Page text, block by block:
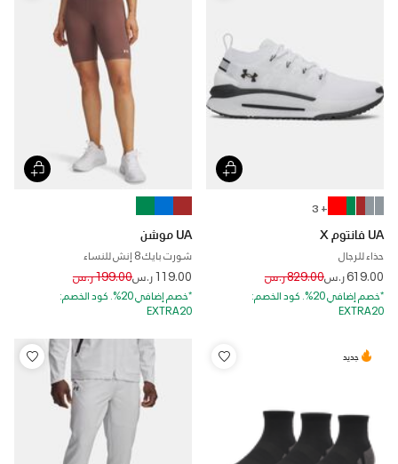
+ 3
UA فانتوم X
حذاء للرجال
619.00 ر.س Price reduced from
829.00 ر.س to
*خصم إضافي 20%. كود الخصم:
EXTRA20
UA موشن
شورت بايك 8 إنش للنساء
119.00 ر.س Price reduced from
199.00 ر.س to
*خصم إضافي 20%. كود الخصم:
EXTRA20
جديد